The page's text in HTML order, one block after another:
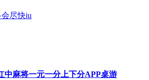
尽快iu
中麻将一元一分上下分APP桌游